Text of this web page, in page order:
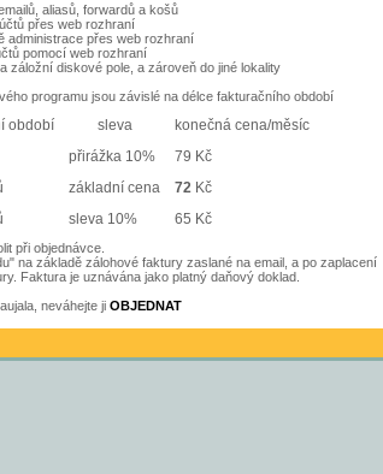
aliasů, forwardů a košů
přes web rozhraní
administrace přes web rozhraní
pomocí web rozhraní
záložní diskové pole, a zároveň do jiné lokality
programu jsou závislé na délce fakturačního období
období sleva
konečná cena/měsíc
přirážka 10%
79 Kč
základní cena 72 Kč
sleva 10% 65 Kč
při objednávce.
na základě zálohové faktury zaslané na email, a po zaplacení
Faktura je uznávána jako platný daňový doklad.
neváhejte ji OBJEDNAT